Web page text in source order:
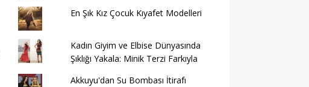
En Şık Kız Çocuk Kıyafet Modelleri
Kadın Giyim ve Elbise Dünyasında
Şıklığı Yakala: Minik Terzi Farkıyla
Akkuyu'dan Su Bombası İtirafı